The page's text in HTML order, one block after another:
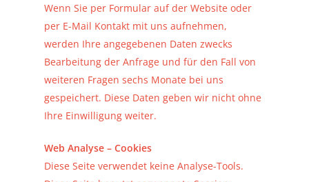
Wenn Sie per Formular auf der Website oder
per E-Mail Kontakt mit uns aufnehmen,
werden Ihre angegebenen Daten zwecks
Bearbeitung der Anfrage und für den Fall von
weiteren Fragen sechs Monate bei uns
gespeichert. Diese Daten geben wir nicht ohne
Ihre Einwilligung weiter.
Web Analyse – Cookies
Diese Seite verwendet keine Analyse-Tools.